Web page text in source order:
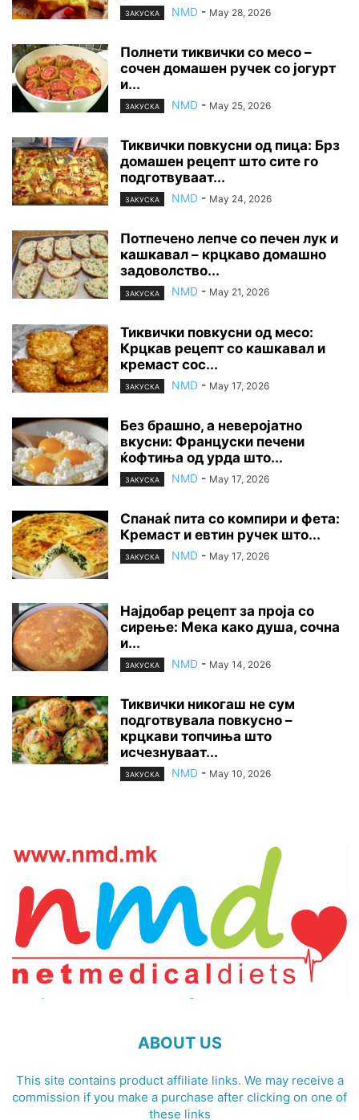
ЗАКУСКА NMD - May 28, 2026
Полнети тиквички со месо –
сочен домашен ручек со јогурт
и...
ЗАКУСКА NMD - May 25, 2026
Тиквички повкусни од пица: Брз
домашен рецепт што сите го
подготвуваат...
ЗАКУСКА NMD - May 24, 2026
Потпечено лепче со печен лук и
кашкавал – крцкаво домашно
задоволство...
ЗАКУСКА NMD - May 21, 2026
Тиквички повкусни од месо:
Крцкав рецепт со кашкавал и
кремаст сос...
ЗАКУСКА NMD - May 17, 2026
Без брашно, а неверојатно
вкусни: Француски печени
ќофтиња од урда што...
ЗАКУСКА NMD - May 17, 2026
Спанаќ пита со компири и фета:
Кремаст и евтин ручек што...
ЗАКУСКА NMD - May 17, 2026
Најдобар рецепт за проја со
сирење: Мека како душа, сочна
и...
ЗАКУСКА NMD - May 14, 2026
Тиквички никогаш не сум
подготвувала повкусно –
крцкави топчиња што
исчезнуваат...
ЗАКУСКА NMD - May 10, 2026
ABOUT US
This site contains product affiliate links. We may receive a
commission if you make a purchase after clicking on one of
these links